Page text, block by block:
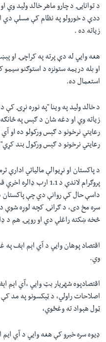
د توانايۍ د چارو ماهر خالد ولید وي
ددې د خورولو په نظام کې مسلې دي
زياته ده .
هغه وایي له دې پرته په کراچۍ او
او بله دريمه ستونزه د استوګنو
استعمال ده.
د خالد ولید په وینا "په نوره نړۍ
زياته وي او دغه شان د ګېس په
رعايتي نرخونو د ګېس ورکولو ده
رعايتي نرخونو د ګېس ورکول بند
پروګرام لاندې د 1.1
داسې حال کې روانې دي چې پاکستان
څخه ښکته راغلي دي او روپۍ هم د
اقتصاد پوهان وايي د آي اېم اېف
وي.
اقتصادپوه شهریار بټ وایي ،آي اېم
اصلاحات راولي، د ټېکسونو په مد
ټول هېواد ته وغځوي،
ډیوه سره خبرو کې هغه وایي د آي